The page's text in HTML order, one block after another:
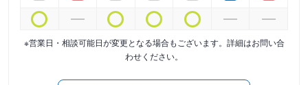
※営業日・相談可能日が変更となる場合もございます。詳細はお問い合
わせください。